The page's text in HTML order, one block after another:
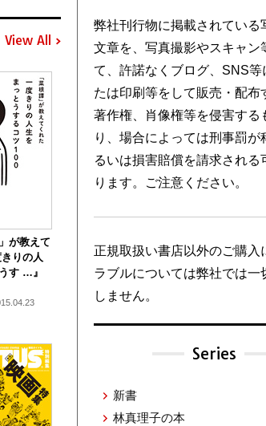
View All
が教えて
りの人
す …』
弊社刊行物に掲載されている
文章を、写真撮影やスキャン
て、許諾なくブログ、SNS等
たは印刷等をして販売・配布
著作権、肖像権等を侵害する
り、場合によっては刑事罰が
るいは損害賠償を請求される
ります。ご注意ください。
正規取扱い書店以外のご購入
ラブルについては弊社では一
しません。
Series
新書
林真理子の本